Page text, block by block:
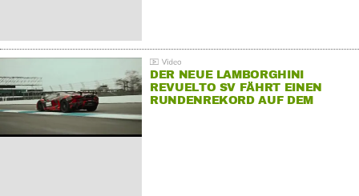
DER NEUE LAMBORGHINI
REVUELTO SV FÄHRT EINEN
RUNDENREKORD AUF DEM